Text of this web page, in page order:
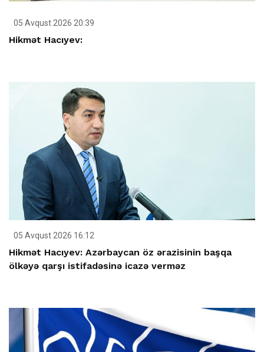
05 Avqust 2026 20:39
Hikmət Hacıyev:
05 Avqust 2026 16:12
Hikmət Hacıyev: Azərbaycan öz ərazisinin başqa
ölkəyə qarşı istifadəsinə icazə verməz